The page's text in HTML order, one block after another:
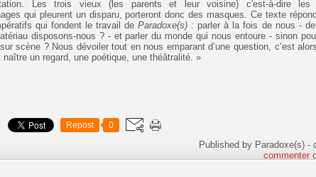
Les trois vieux (les parents et leur voisine) c'est-à-dire les
qui pleurent un disparu, porteront donc des masques.
Ce texte
qui fondent le travail deParadoxe(s) : parler à la fois de nous -
disposons-nous ? - et parler du monde qui nous entoure - sinon
scène ? Nous dévoiler tout en nous emparant d’une question, c’est
naître un regard, une poétique, une théâtralité. »
Repost 0
Published by Paradoxe(s) -
commenter